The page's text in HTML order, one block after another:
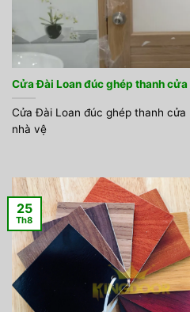
Cửa Đài Loan đúc ghép thanh
Cửa Đài Loan đúc ghép thanh
nhà vệ
25
Th8